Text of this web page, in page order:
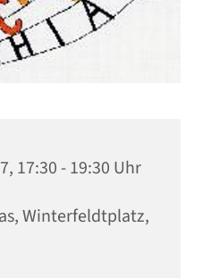
17:30 - 19:30 Uhr
Winterfeldtplatz,